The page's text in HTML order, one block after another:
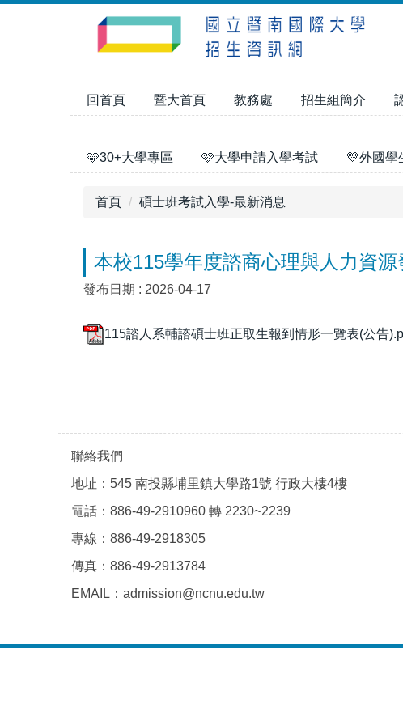
回首頁 暨大首頁 教務處 招生組簡介
🩵30+大學專區 🩷大學申請入學考試 💛外國學
首頁 碩士班考試入學-最新消息
本校115學年度諮商心理與人力資
發布日期 : 2026-04-17
115諮人系輔諮碩士班正取生報到情形一覽表(公告
聯絡我們
地址：545 南投縣埔里鎮大學路1號 行政大樓4樓
電話：886-49-2910960 轉 2230~2239
專線：886-49-2918305
傳真：886-49-2913784
EMAIL：admission@ncnu.edu.tw